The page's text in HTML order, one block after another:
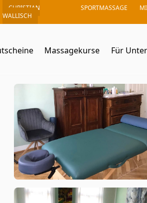
CHRISTIAN
WALLISCH
SPORTMASSAGE
Massagekurse Für